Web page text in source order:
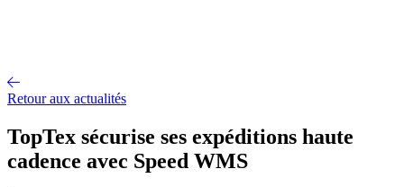
Retour aux actualités
TopTex sécurise ses expéditions haute
cadence avec Speed WMS